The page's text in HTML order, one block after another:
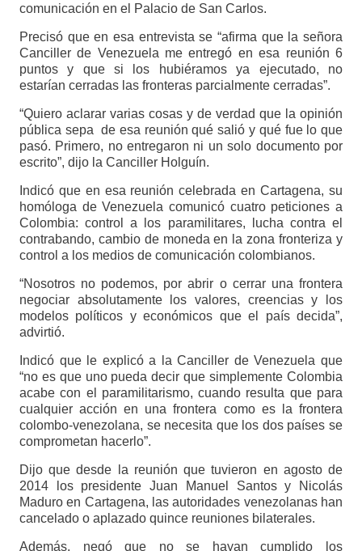
comunicación en el Palacio de San Carlos.
Precisó que en esa entrevista se “afirma que la señora
Canciller de Venezuela me entregó en esa reunión 6
puntos y que si los hubiéramos ya ejecutado, no
estarían cerradas las fronteras parcialmente cerradas”.
“Quiero aclarar varias cosas y de verdad que la opinión
pública sepa de esa reunión qué salió y qué fue lo que
pasó. Primero, no entregaron ni un solo documento por
escrito”, dijo la Canciller Holguín.
Indicó que en esa reunión celebrada en Cartagena, su
homóloga de Venezuela comunicó cuatro peticiones a
Colombia: control a los paramilitares, lucha contra el
contrabando, cambio de moneda en la zona fronteriza y
control a los medios de comunicación colombianos.
“Nosotros no podemos, por abrir o cerrar una frontera
negociar absolutamente los valores, creencias y los
modelos políticos y económicos que el país decida”,
advirtió.
Indicó que le explicó a la Canciller de Venezuela que
“no es que uno pueda decir que simplemente Colombia
acabe con el paramilitarismo, cuando resulta que para
cualquier acción en una frontera como es la frontera
colombo-venezolana, se necesita que los dos países se
comprometan hacerlo”.
Dijo que desde la reunión que tuvieron en agosto de
2014 los presidente Juan Manuel Santos y Nicolás
Maduro en Cartagena, las autoridades venezolanas han
cancelado o aplazado quince reuniones bilaterales.
Además, negó que no se hayan cumplido los